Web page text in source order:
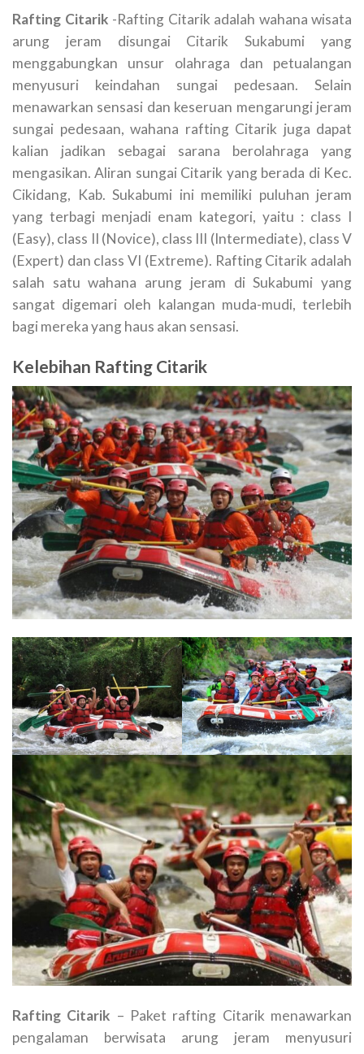
Rafting Citarik -Rafting Citarik adalah wahana wisata
arung jeram disungai Citarik Sukabumi yang
menggabungkan unsur olahraga dan petualangan
menyusuri keindahan sungai pedesaan. Selain
menawarkan sensasi dan keseruan mengarungi jeram
sungai pedesaan, wahana rafting Citarik juga dapat
kalian jadikan sebagai sarana berolahraga yang
mengasikan. Aliran sungai Citarik yang berada di Kec.
Cikidang, Kab. Sukabumi ini memiliki puluhan jeram
yang terbagi menjadi enam kategori, yaitu : class I
(Easy), class II (Novice), class III (Intermediate), class V
(Expert) dan class VI (Extreme). Rafting Citarik adalah
salah satu wahana arung jeram di Sukabumi yang
sangat digemari oleh kalangan muda-mudi, terlebih
bagi mereka yang haus akan sensasi.
Kelebihan Rafting Citarik
Rafting Citarik – Paket rafting Citarik menawarkan
pengalaman berwisata arung jeram menyusuri